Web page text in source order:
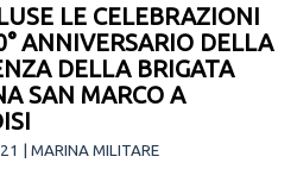
notizia]LE CELEBRAZIONI
ANNIVERSARIO DELLA
DELLA BRIGATA
SAN MARCO A
| MARINA MILITARE